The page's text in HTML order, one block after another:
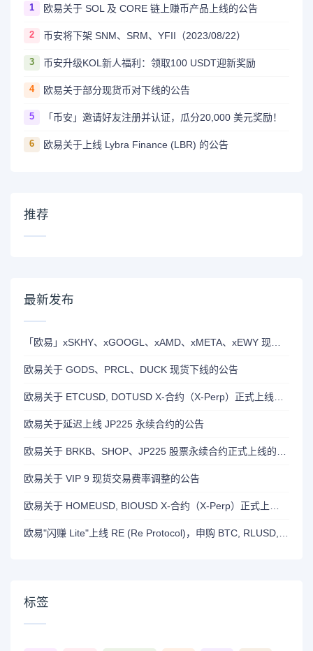
1 欧易关于 SOL 及 CORE 链上赚币产品上线的公告
2 币安将下架 SNM、SRM、YFII（2023/08/22）
3 币安升级KOL新人福利：领取100 USDT迎新奖励
4 欧易关于部分现货币对下线的公告
5 「币安」邀请好友注册并认证，瓜分20,000 美元奖励！
6 欧易关于上线 Lybra Finance (LBR) 的公告
推荐
最新发布
欧易关于 GODS、PRCL、DUCK 现货下线的公告
欧易关于延迟上线 JP225 永续合约的公告
欧易关于 VIP 9 现货交易费率调整的公告
标签